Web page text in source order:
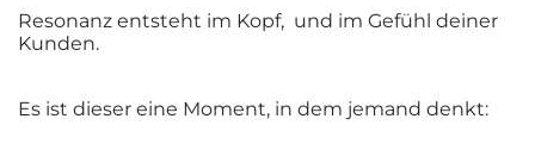
Resonanz entsteht im Kopf, und im Gefühl deiner
Kunden.
Es ist dieser eine Moment, in dem jemand denkt: